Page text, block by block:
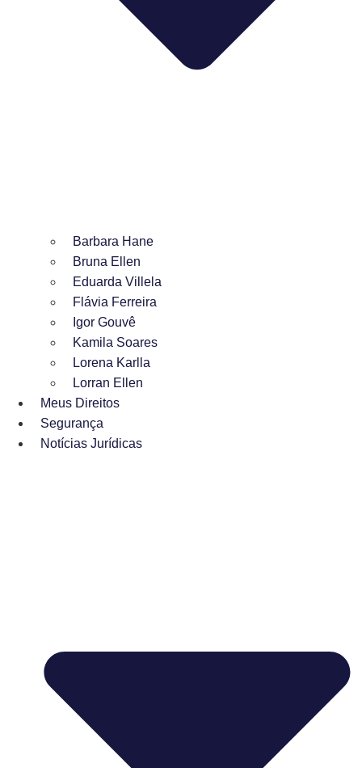
Barbara Hane
Bruna Ellen
Eduarda Villela
Flávia Ferreira
Igor Gouvê
Kamila Soares
Lorena Karlla
Lorran Ellen
Meus Direitos
Segurança
Notícias Jurídicas